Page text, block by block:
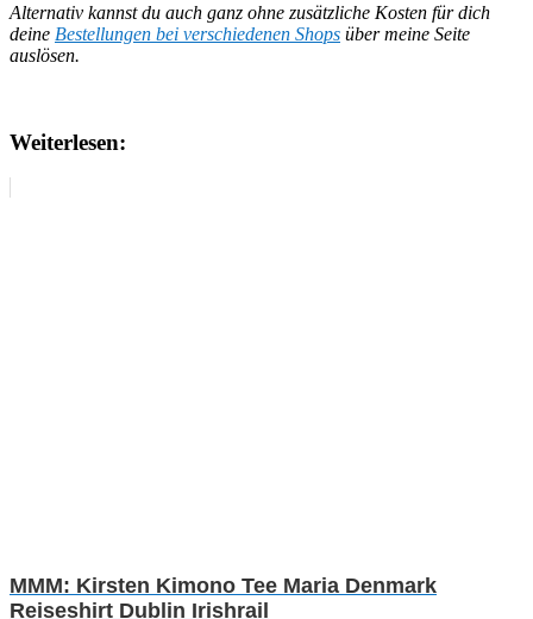
Alternativ kannst du auch ganz ohne zusätzliche Kosten für dich
deine Bestellungen bei verschiedenen Shops über meine Seite
auslösen.
Weiterlesen:
MMM: Kirsten Kimono Tee Maria Denmark
Reiseshirt Dublin Irishrail